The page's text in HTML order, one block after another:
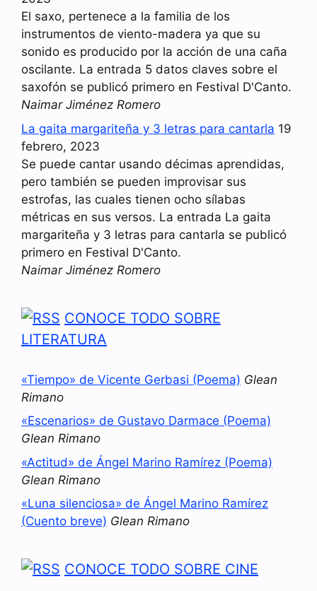
El saxo, pertenece a la familia de los
instrumentos de viento-madera ya que su
sonido es producido por la acción de una caña
oscilante. La entrada 5 datos claves sobre el
saxofón se publicó primero en Festival D'Canto.
Naimar Jiménez Romero
La gaita margariteña y 3 letras para cantarla 19
febrero, 2023
Se puede cantar usando décimas aprendidas,
pero también se pueden improvisar sus
estrofas, las cuales tienen ocho sílabas
métricas en sus versos. La entrada La gaita
margariteña y 3 letras para cantarla se publicó
primero en Festival D'Canto.
Naimar Jiménez Romero
CONOCE TODO SOBRE
LITERATURA
«Tiempo» de Vicente Gerbasi (Poema) Glean
Rimano
«Escenarios» de Gustavo Darmace (Poema)
Glean Rimano
«Actitud» de Ángel Marino Ramírez (Poema)
Glean Rimano
«Luna silenciosa» de Ángel Marino Ramírez
(Cuento breve) Glean Rimano
CONOCE TODO SOBRE CINE